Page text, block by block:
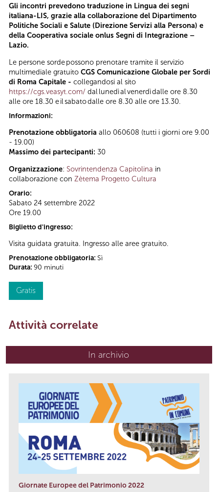
Gli incontri prevedono traduzione in Lingua dei segni
italiana-LIS, grazie alla collaborazione del Dipartimento
Politiche Sociali e Salute (Direzione Servizi alla Persona) e
della Cooperativa sociale onlus Segni di Integrazione –
Lazio.
Le persone sorde possono prenotare tramite il servizio
multimediale gratuito CGS Comunicazione Globale per Sordi
di Roma Capitale - collegandosi al sito
https://cgs.veasyt.com/ dal lunedì al venerdì dalle ore 8.30
alle ore 18.30 e il sabato dalle ore 8.30 alle ore 13.30.
Informazioni:
Prenotazione obbligatoria allo 060608 (tutti i giorni ore 9.00
- 19.00)
Massimo dei partecipanti: 30
Organizzazione: Sovrintendenza Capitolina in
collaborazione con Zètema Progetto Cultura
Orario:
Sabato 24 settembre 2022
Ore 19.00
Biglietto d'ingresso:
Visita guidata gratuita. Ingresso alle aree gratuito.
Prenotazione obbligatoria: Sì
Durata: 90 minuti
Gratis
Attività correlate
In archivio
Giornate Europee del Patrimonio 2022